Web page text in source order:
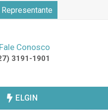
Fale Conosco
3191-1901
ELGIN